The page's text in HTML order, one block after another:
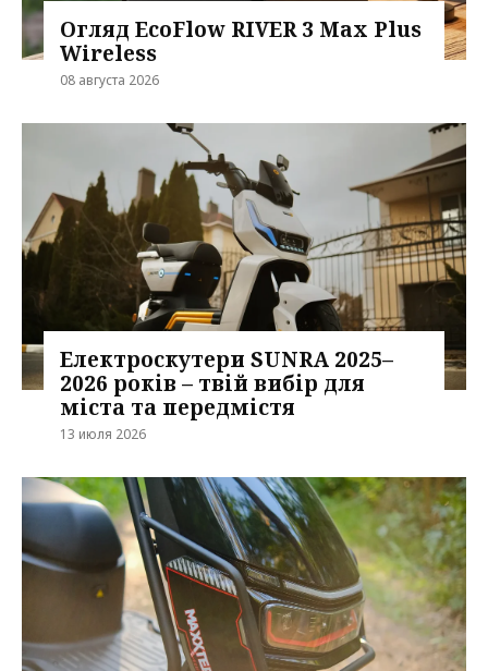
Огляд EcoFlow RIVER 3 Max Plus
Wireless
08 августа 2026
Електроскутери SUNRA 2025–
2026 років – твій вибір для
міста та передмістя
13 июля 2026